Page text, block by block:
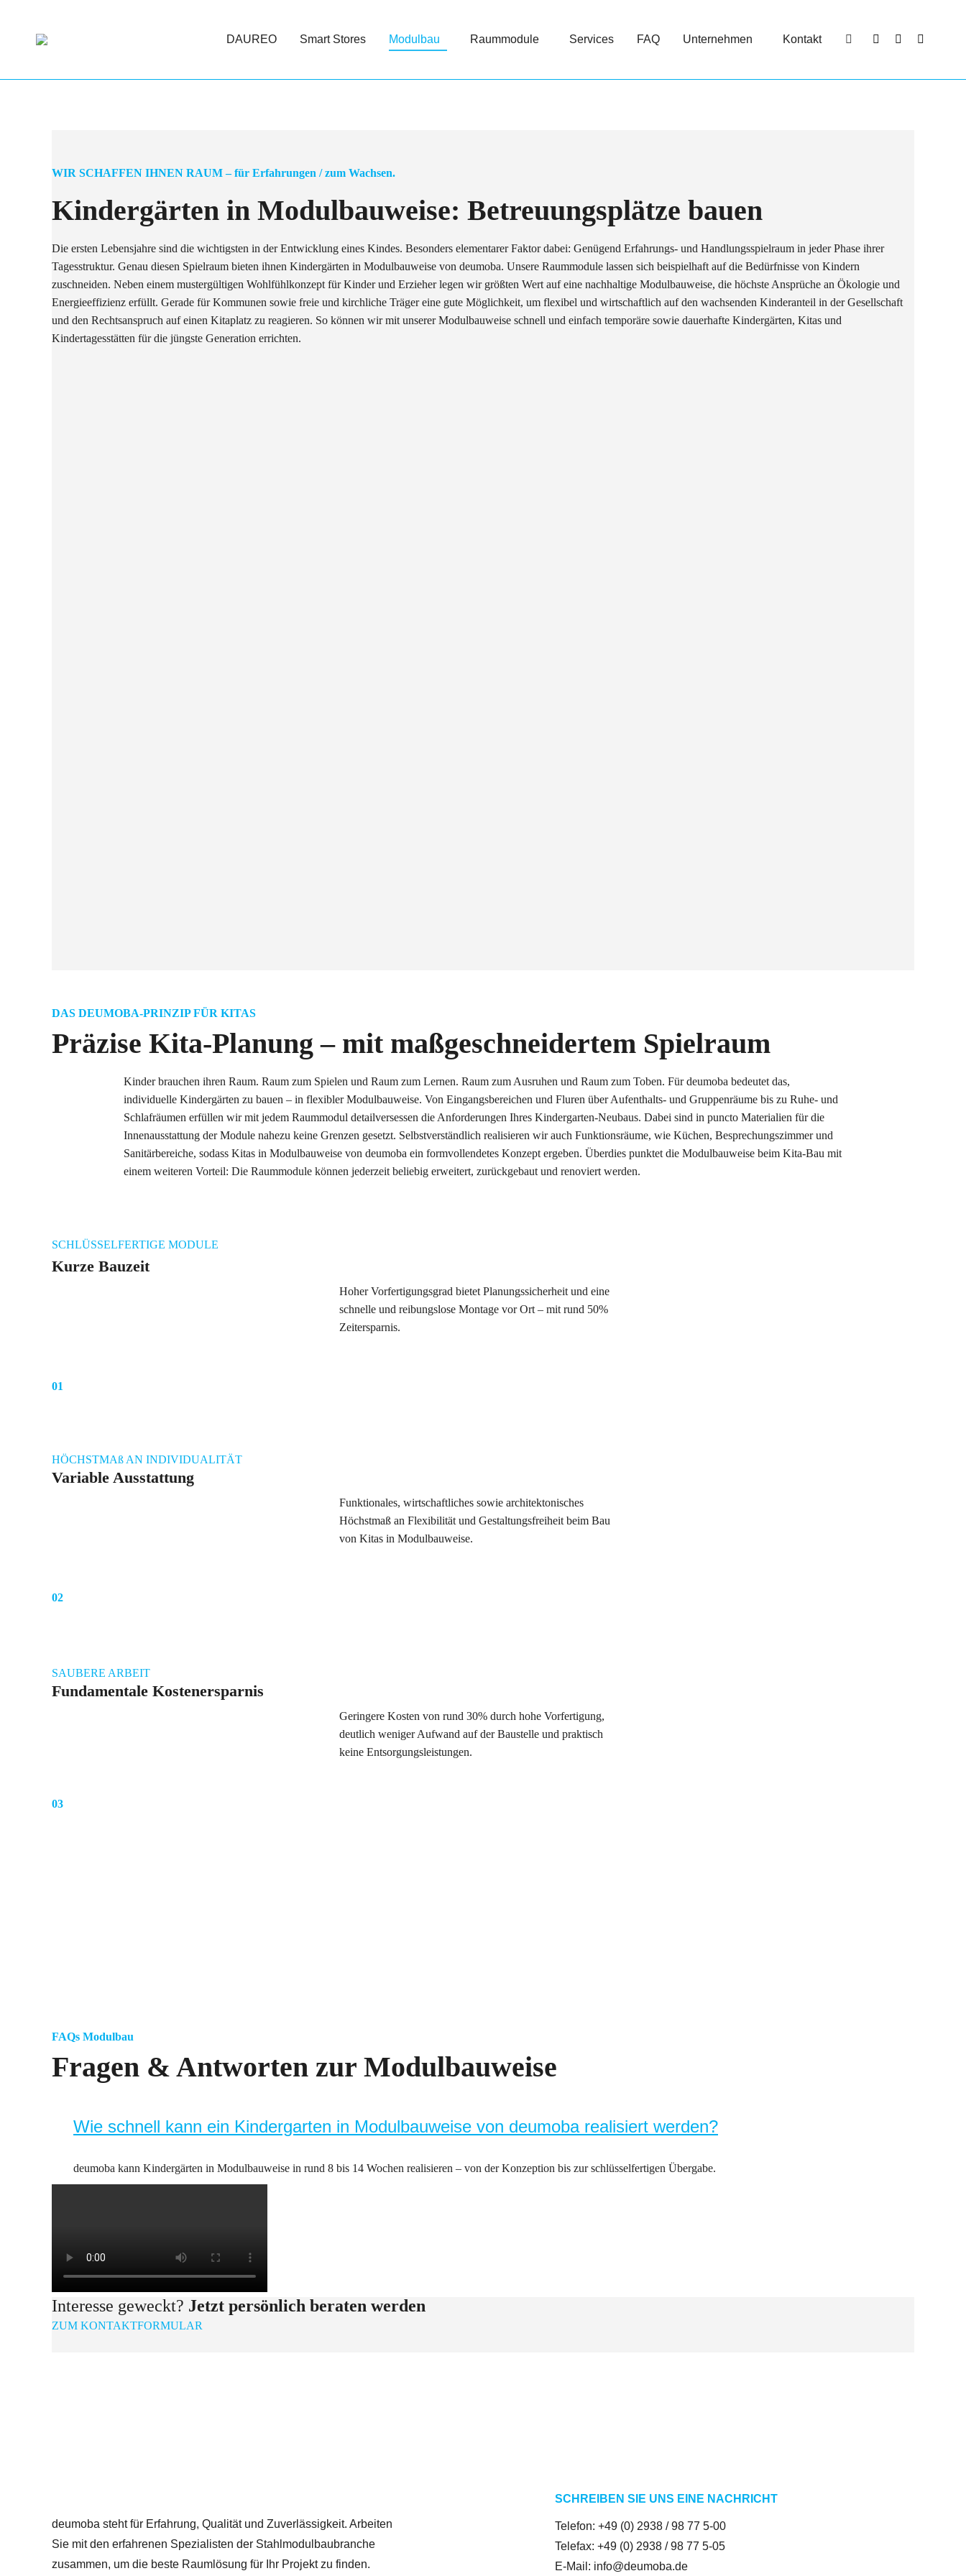
DAUREO Smart Stores Modulbau Raummodule Services FAQ Unternehmen Kontakt Search:
WIR SCHAFFEN IHNEN RAUM – für Erfahrungen / zum Wachsen.
Kindergärten in Modulbauweise: Betreuungsplätze bauen
Die ersten Lebensjahre sind die wichtigsten in der Entwicklung eines Kindes. Besonders elementarer Faktor dabei: Genügend Erfahrungs- und Handlungsspielraum in jeder Phase ihrer
Tagesstruktur. Genau diesen Spielraum bieten ihnen Kindergärten in Modulbauweise von deumoba. Unsere Raummodule lassen sich beispielhaft auf die Bedürfnisse von Kindern
zuschneiden. Neben einem mustergültigen Wohlfühlkonzept für Kinder und Erzieher legen wir größten Wert auf eine nachhaltige Modulbauweise, die höchste Ansprüche an Ökologie und
Energieeffizienz erfüllt. Gerade für Kommunen sowie freie und kirchliche Träger eine gute Möglichkeit, um flexibel und wirtschaftlich auf den wachsenden Kinderanteil in der Gesellschaft
und den Rechtsanspruch auf einen Kitaplatz zu reagieren. So können wir mit unserer Modulbauweise schnell und einfach temporäre sowie dauerhafte Kindergärten, Kitas und
Kindertagesstätten für die jüngste Generation errichten.
DAS DEUMOBA-PRINZIP FÜR KITAS
Präzise Kita-Planung – mit maßgeschneidertem Spielraum
Kinder brauchen ihren Raum. Raum zum Spielen und Raum zum Lernen. Raum zum Ausruhen und Raum zum Toben. Für deumoba bedeutet das,
individuelle Kindergärten zu bauen – in flexibler Modulbauweise. Von Eingangsbereichen und Fluren über Aufenthalts- und Gruppenräume bis zu Ruhe- und
Schlafräumen erfüllen wir mit jedem Raummodul detailversessen die Anforderungen Ihres Kindergarten-Neubaus. Dabei sind in puncto Materialien für die
Innenausstattung der Module nahezu keine Grenzen gesetzt. Selbstverständlich realisieren wir auch Funktionsräume, wie Küchen, Besprechungszimmer und
Sanitärbereiche, sodass Kitas in Modulbauweise von deumoba ein formvollendetes Konzept ergeben. Überdies punktet die Modulbauweise beim Kita-Bau mit
einem weiteren Vorteil: Die Raummodule können jederzeit beliebig erweitert, zurückgebaut und renoviert werden.
SCHLÜSSELFERTIGE MODULE
Kurze Bauzeit
Hoher Vorfertigungsgrad bietet Planungssicherheit und eine
schnelle und reibungslose Montage vor Ort – mit rund 50%
Zeitersparnis.
01
HÖCHSTMAß AN INDIVIDUALITÄT
Variable Ausstattung
Funktionales, wirtschaftliches sowie architektonisches
Höchstmaß an Flexibilität und Gestaltungsfreiheit beim Bau
von Kitas in Modulbauweise.
02
SAUBERE ARBEIT
Fundamentale Kostenersparnis
Geringere Kosten von rund 30% durch hohe Vorfertigung,
deutlich weniger Aufwand auf der Baustelle und praktisch
keine Entsorgungsleistungen.
03
FAQs Modulbau
Fragen & Antworten zur Modulbauweise
Wie schnell kann ein Kindergarten in Modulbauweise von deumoba realisiert werden?
deumoba kann Kindergärten in Modulbauweise in rund 8 bis 14 Wochen realisieren – von der Konzeption bis zur schlüsselfertigen Übergabe.
Interesse geweckt? Jetzt persönlich beraten werden
ZUM KONTAKTFORMULAR
deumoba steht für Erfahrung, Qualität und Zuverlässigkeit. Arbeiten
Sie mit den erfahrenen Spezialisten der Stahlmodulbaubranche
zusammen, um die beste Raumlösung für Ihr Projekt zu finden.
SCHREIBEN SIE UNS EINE NACHRICHT
Telefon: +49 (0) 2938 / 98 77 5-00
Telefax: +49 (0) 2938 / 98 77 5-05
E-Mail: info@deumoba.de